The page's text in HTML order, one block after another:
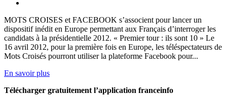
MOTS CROISES et FACEBOOK s’associent pour lancer un
dispositif inédit en Europe permettant aux Français d’interroger les
candidats à la présidentielle 2012. « Premier tour : ils sont 10 » Le
16 avril 2012, pour la première fois en Europe, les téléspectateurs de
Mots Croisés pourront utiliser la plateforme Facebook pour...
En savoir plus
Télécharger gratuitement l’application franceinfo